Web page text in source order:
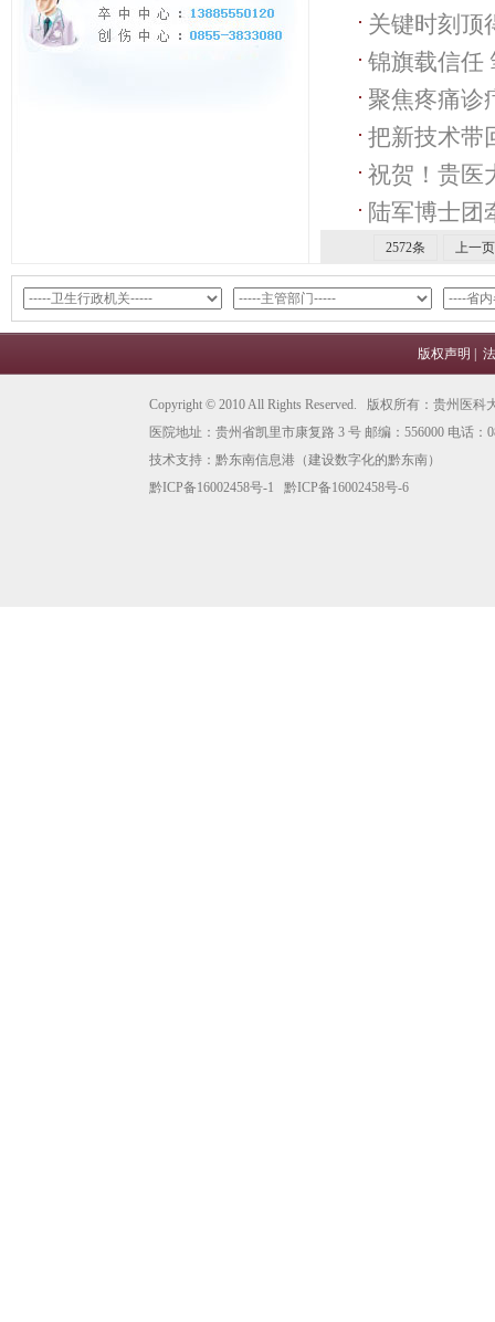
关键时刻顶
锦旗载信任
致谢
聚焦疼痛
南疼痛学科
把新技术带
祝贺！贵医
秦秋玲顺利
陆军博士团
疗情
2572条 上一页
版权声明
Copyright © 2010 All Rights Reserved. 版权所有：贵州医科
医院地址：贵州省凯里市康复路 3 号 邮编：556000 电话：
技术支持： 黔东南信息港 （建设数字化的黔东南）
黔ICP备16002458号-1
黔ICP备16002458号-6